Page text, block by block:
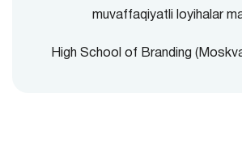
muvaffaqiyatli loyihalar
High School of Branding